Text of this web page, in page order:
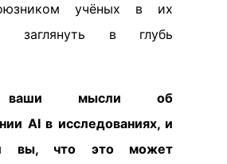
учёных в их
заглянуть в глубь
ваши мысли об
AI в исследованиях, и
вы, что это может